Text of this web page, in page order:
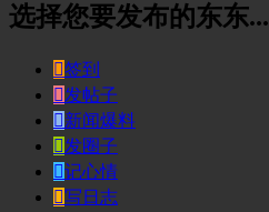
选择您要发布的东东...
签到
发帖子
新闻爆料
发圈子
记心情
写日志